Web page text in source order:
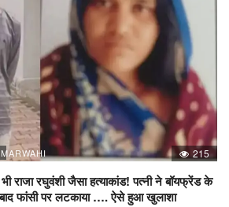
215
राजा रघुवंशी जैसा हत्याकांड! पत्नी ने बॉयफ्रेंड के
फांसी पर लटकाया …. ऐसे हुआ खुलाशा